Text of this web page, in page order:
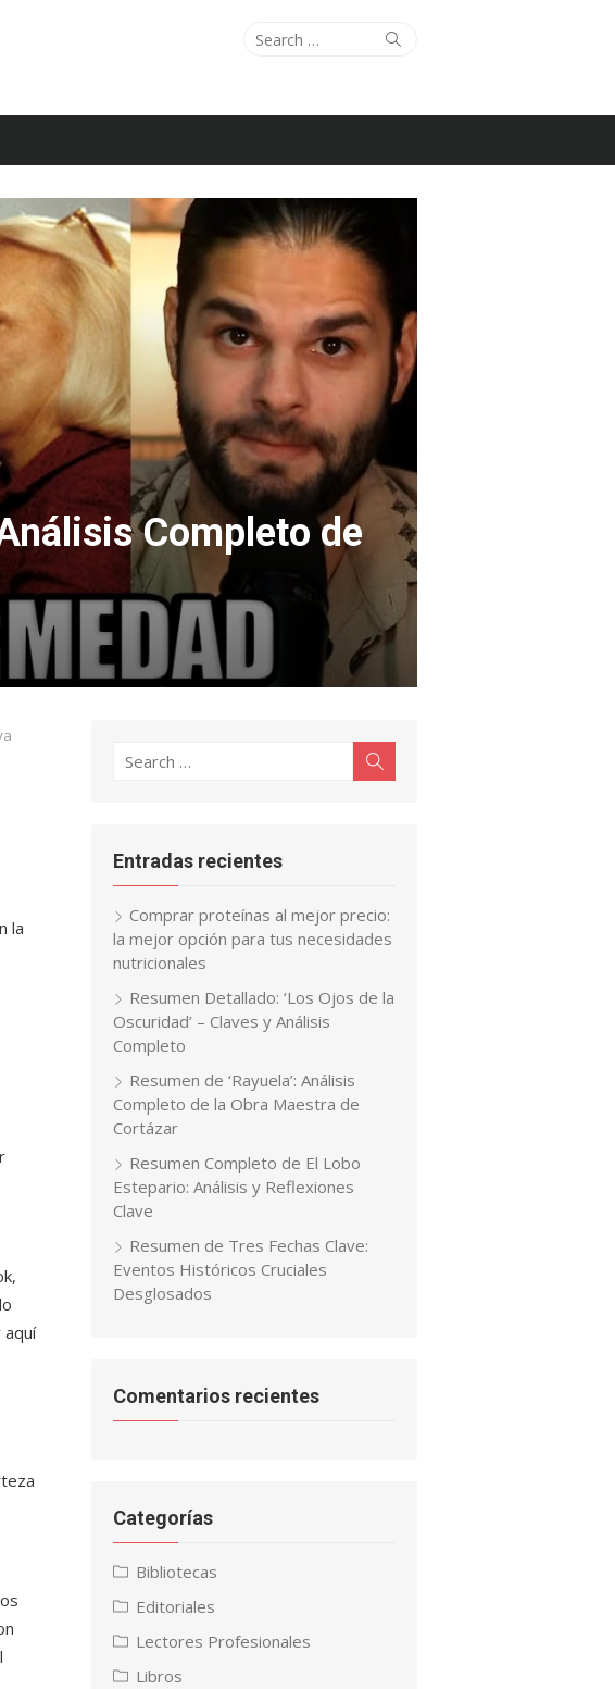
Search
Search
Completo de
la
aquí
Search
Entradas recientes
Comprar proteínas al mejor precio:
la mejor opción para tus necesidades
nutricionales
Resumen Detallado: ‘Los Ojos de la
Oscuridad’ – Claves y Análisis
Completo
Resumen de ‘Rayuela’: Análisis
Completo de la Obra Maestra de
Cortázar
Resumen Completo de El Lobo
Estepario: Análisis y Reflexiones
Clave
Resumen de Tres Fechas Clave:
Eventos Históricos Cruciales
Desglosados
Comentarios recientes
Categorías
Bibliotecas
Editoriales
Lectores Profesionales
Libros